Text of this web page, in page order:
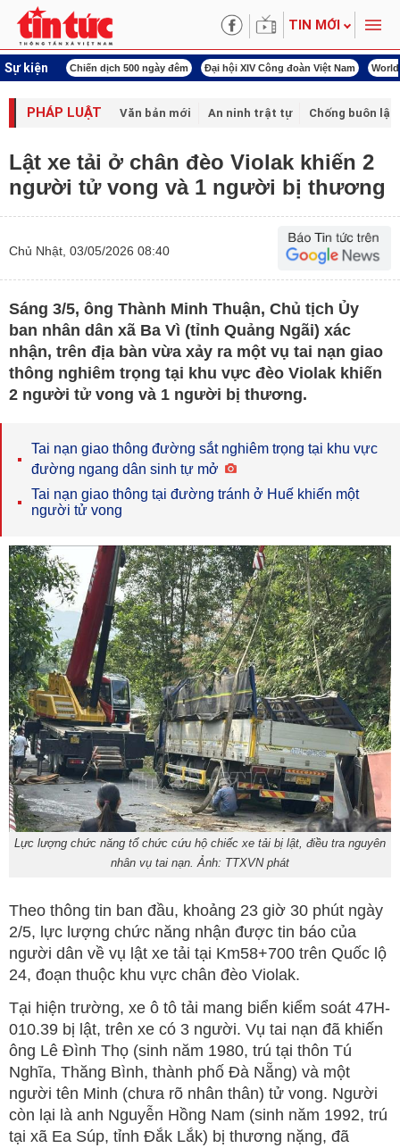
TIN MỚI
Sự kiện
mạng Chiến dịch 500 ngày đêm Đại hội XIV Công đoàn Việt Nam
PHÁP LUẬT Văn bản mới An ninh trật tự Chống buôn
Lật xe tải ở chân đèo Violak khiến 2
người tử vong và 1 người bị thương
Chủ Nhật, 03/05/2026 08:40
Sáng 3/5, ông Thành Minh Thuận, Chủ tịch Ủy
ban nhân dân xã Ba Vì (tỉnh Quảng Ngãi) xác
nhận, trên địa bàn vừa xảy ra một vụ tai nạn giao
thông nghiêm trọng tại khu vực đèo Violak khiến
2 người tử vong và 1 người bị thương.
Tai nạn giao thông đường sắt nghiêm trọng tại khu vực
đường ngang dân sinh tự mở
Tai nạn giao thông tại đường tránh ở Huế khiến một
người tử vong
Lực lượng chức năng tổ chức cứu hộ chiếc xe tải bị lật, điều tra nguyên
nhân vụ tai nạn. Ảnh: TTXVN phát
Theo thông tin ban đầu, khoảng 23 giờ 30 phút ngày
2/5, lực lượng chức năng nhận được tin báo của
người dân về vụ lật xe tải tại Km58+700 trên Quốc lộ
24, đoạn thuộc khu vực chân đèo Violak.
Tại hiện trường, xe ô tô tải mang biển kiểm soát 47H-
010.39 bị lật, trên xe có 3 người. Vụ tai nạn đã khiến
ông Lê Đình Thọ (sinh năm 1980, trú tại thôn Tú
Nghĩa, Thăng Bình, thành phố Đà Nẵng) và một
người tên Minh (chưa rõ nhân thân) tử vong. Người
còn lại là anh Nguyễn Hồng Nam (sinh năm 1992, trú
tại xã Ea Súp, tỉnh Đắk Lắk) bị thương nặng, đã